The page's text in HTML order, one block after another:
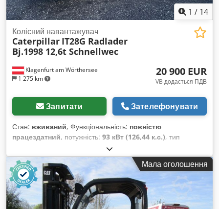
1 / 14
Klagenfurt am Wörthersee
1 275 km
Колісний навантажувач
Caterpillar IT28G Radlader
Bj.1998 12,6t Schnellwec
20 900 EUR
VB додається ПДВ
Запитати Зателефонувати
Стан: вживаний, Функціональність: повністю
працездатний, потужність: 93 кВт (126,44 к.с.), тип
, тип пального:
навантаження:12 600 кг, експлуатаційна маса:12 600 кг,
конфігурація осей:
4x4, перша реєстрація:10/1998, Рік
виготовлення:1998, мотогодини:17 762 h , паливо:дизель
Обладнання:палетні вилки, повний привід
Мала оголошення